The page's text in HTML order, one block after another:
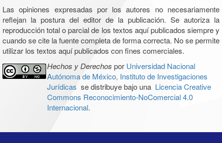
Las opiniones expresadas por los autores no necesariamente
reflejan la postura del editor de la publicación. Se autoriza la
reproducción total o parcial de los textos aquí publicados siempre y
cuando se cite la fuente completa de forma correcta. No se permite
utilizar los textos aquí publicados con fines comerciales.
Hechos y Derechos por Universidad Nacional
Autónoma de México, Instituto de Investigaciones
Jurídicas se distribuye bajo una Licencia Creative
Commons Reconocimiento-NoComercial 4.0
Internacional.